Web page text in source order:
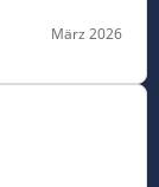
März 2026